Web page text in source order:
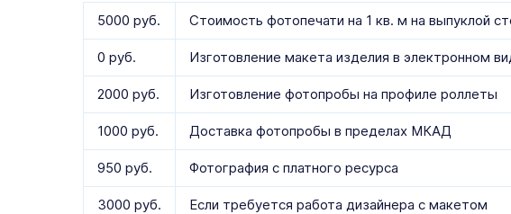
5000 руб. Стоимость фотопечати на 1 кв. м на выпуклой
0 руб. Изготовление макета изделия в электронном
2000 руб. Изготовление фотопробы на профиле роллеты
1000 руб. Доставка фотопробы в пределах МКАД
950 руб. Фотография с платного ресурса
3000 руб. Если требуется работа дизайнера с макетом